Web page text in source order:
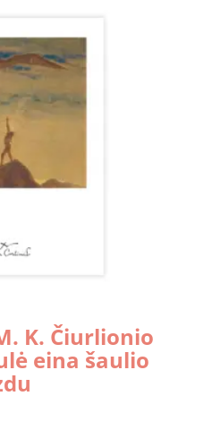
K. Čiurlionio
eina šaulio